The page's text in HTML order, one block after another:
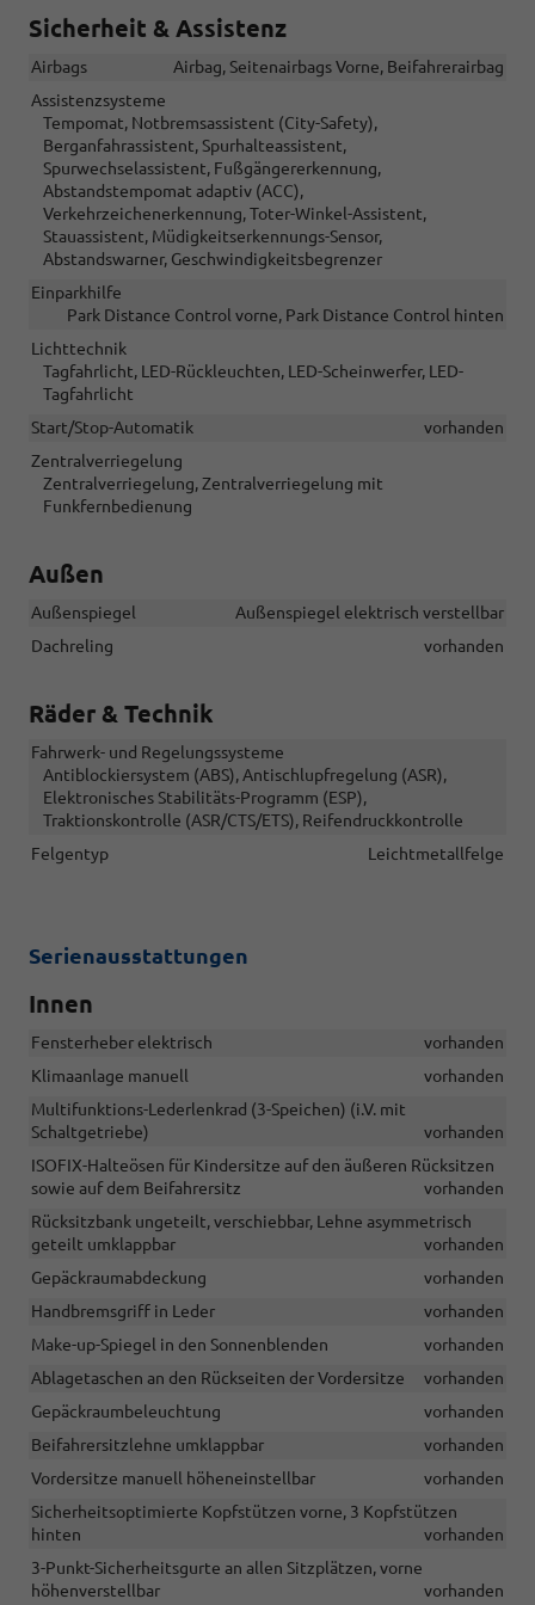
Sicherheit & Assistenz
Airbags
Airbag, Seitenairbags Vorne, Beifahrerairbag
Assistenzsysteme
Tempomat, Notbremsassistent (City-Safety),
Berganfahrassistent, Spurhalteassistent,
Spurwechselassistent, Fußgängererkennung,
Abstandstempomat adaptiv (ACC),
Verkehrzeichenerkennung, Toter-Winkel-Assistent,
Stauassistent, Müdigkeitserkennungs-Sensor,
Abstandswarner, Geschwindigkeitsbegrenzer
Einparkhilfe
Park Distance Control vorne, Park Distance Control hinten
Lichttechnik
Tagfahrlicht, LED-Rückleuchten, LED-Scheinwerfer, LED-
Tagfahrlicht
Start/Stop-Automatik
vorhanden
Zentralverriegelung
Zentralverriegelung, Zentralverriegelung mit
Funkfernbedienung
Außen
Außenspiegel
Außenspiegel elektrisch verstellbar
Dachreling
vorhanden
Räder & Technik
Fahrwerk- und Regelungssysteme
Antiblockiersystem (ABS), Antischlupfregelung (ASR),
Elektronisches Stabilitäts-Programm (ESP),
Traktionskontrolle (ASR/CTS/ETS), Reifendruckkontrolle
Felgentyp
Leichtmetallfelge
Serienausstattungen
Innen
Fensterheber elektrisch
vorhanden
Klimaanlage manuell
vorhanden
Multifunktions-Lederlenkrad (3-Speichen) (i.V. mit
Schaltgetriebe)
vorhanden
ISOFIX-Halteösen für Kindersitze auf den äußeren Rücksitzen
sowie auf dem Beifahrersitz
vorhanden
Rücksitzbank ungeteilt, verschiebbar, Lehne asymmetrisch
geteilt umklappbar
vorhanden
Gepäckraumabdeckung
vorhanden
Handbremsgriff in Leder
vorhanden
Make-up-Spiegel in den Sonnenblenden
vorhanden
Ablagetaschen an den Rückseiten der Vordersitze
vorhanden
Gepäckraumbeleuchtung
vorhanden
Beifahrersitzlehne umklappbar
vorhanden
Vordersitze manuell höheneinstellbar
vorhanden
Sicherheitsoptimierte Kopfstützen vorne, 3 Kopfstützen
hinten
vorhanden
3-Punkt-Sicherheitsgurte an allen Sitzplätzen, vorne
höhenverstellbar
vorhanden